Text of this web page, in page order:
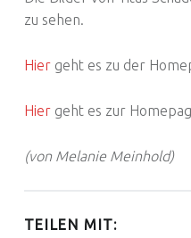
zu sehen.
Hiergeht es zu der
Hiergeht es zur
(von Melanie Meinhold)
TEILEN MIT: